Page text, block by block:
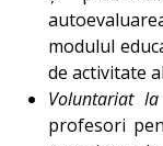
modulul
de activitate
Voluntariat
profesori